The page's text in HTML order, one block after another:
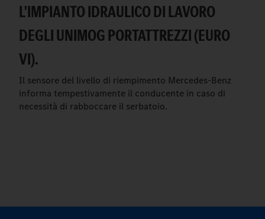
L'IMPIANTO IDRAULICO DI LAVORO
DEGLI UNIMOG PORTATTREZZI (EURO
VI).
Il sensore del livello di riempimento Mercedes-Benz
informa tempestivamente il conducente in caso di
necessità di rabboccare il serbatoio.